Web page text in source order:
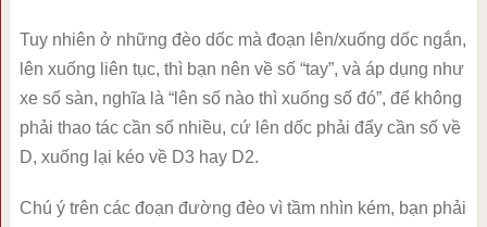
Tuy nhiên ở những đèo dốc mà đoạn lên/xuống dốc ngắn,
lên xuống liên tục, thì bạn nên về số “tay”, và áp dụng như
xe số sàn, nghĩa là “lên số nào thì xuống số đó”, để không
phải thao tác cần số nhiều, cứ lên dốc phải đẩy cần số về
D, xuống lại kéo về D3 hay D2.
Chú ý trên các đoạn đường đèo vì tầm nhìn kém, bạn phải